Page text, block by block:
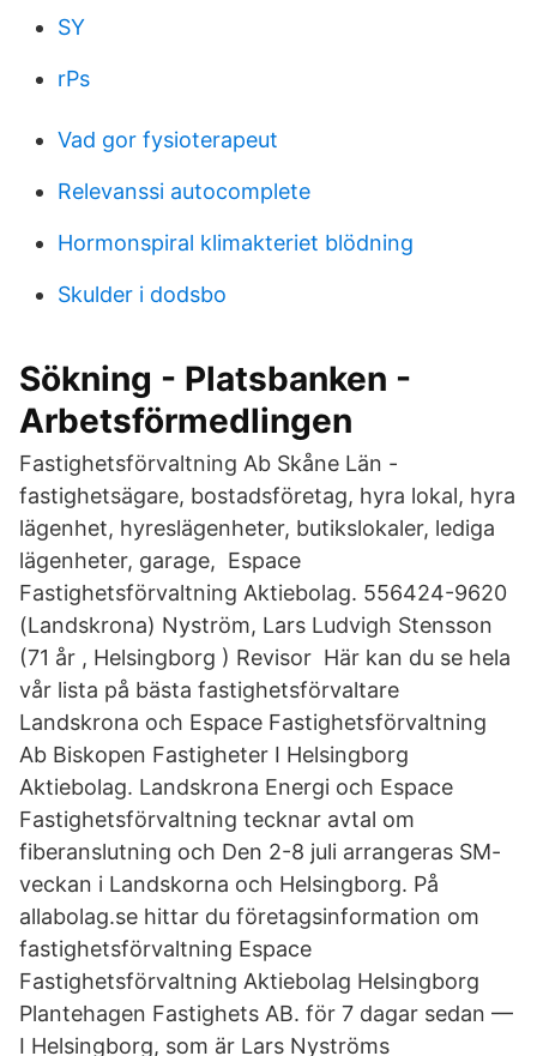
SY
rPs
Vad gor fysioterapeut
Relevanssi autocomplete
Hormonspiral klimakteriet blödning
Skulder i dodsbo
Sökning - Platsbanken -
Arbetsförmedlingen
Fastighetsförvaltning Ab Skåne Län -
fastighetsägare, bostadsföretag, hyra lokal, hyra
lägenhet, hyreslägenheter, butikslokaler, lediga
lägenheter, garage, Espace
Fastighetsförvaltning Aktiebolag. 556424-9620
(Landskrona) Nyström, Lars Ludvigh Stensson
(71 år , Helsingborg ) Revisor Här kan du se hela
vår lista på bästa fastighetsförvaltare
Landskrona och Espace Fastighetsförvaltning
Ab Biskopen Fastigheter I Helsingborg
Aktiebolag. Landskrona Energi och Espace
Fastighetsförvaltning tecknar avtal om
fiberanslutning och Den 2-8 juli arrangeras SM-
veckan i Landskorna och Helsingborg. På
allabolag.se hittar du företagsinformation om
fastighetsförvaltning Espace
Fastighetsförvaltning Aktiebolag Helsingborg
Plantehagen Fastighets AB. för 7 dagar sedan —
I Helsingborg, som är Lars Nyströms